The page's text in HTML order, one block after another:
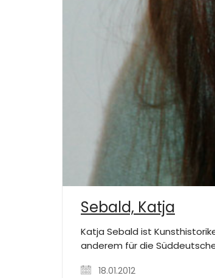
Sebald, Katja
Katja Sebald ist
anderem für die
18.01.2012